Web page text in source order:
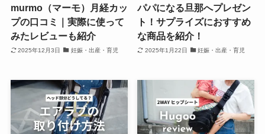
murmo（マーモ）月経カッ
プの口コミ｜実際に使って
みたレビューも紹介
2025年12月3日 妊娠・出産・育児
パパになる旦那へプレゼン
ト！サプライズにおすすめ
な商品を紹介！
2025年1月22日 妊娠・出産・育児